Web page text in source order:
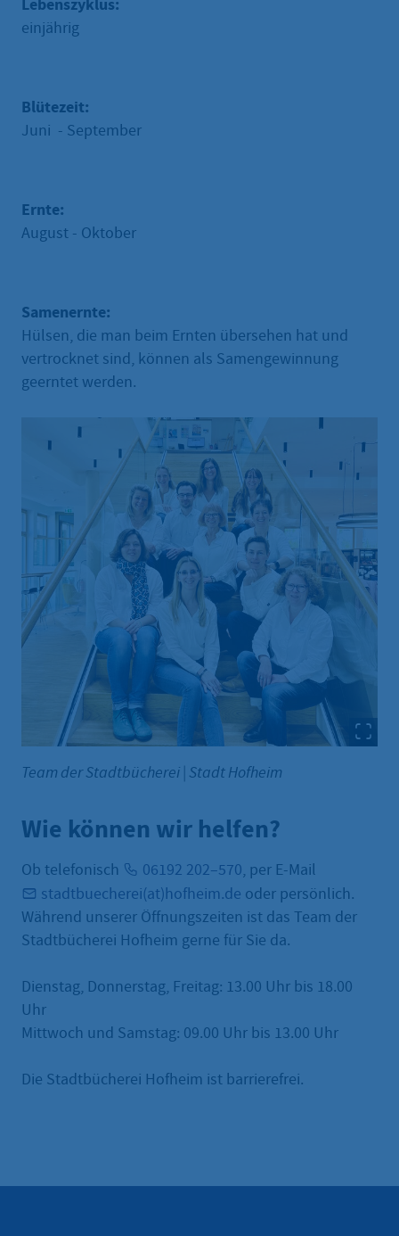
Lebenszyklus:
einjährig
Blütezeit:
Juni - September
Ernte:
August - Oktober
Samenernte:
Hülsen, die man beim Ernten übersehen hat und
vertrocknet sind, können als Samengewinnung
geerntet werden.
Team der Stadtbücherei | Stadt Hofheim
Wie können wir helfen?
Ob telefonisch 06192 202–570, per E-Mail
stadtbuecherei(at)hofheim.de oder persönlich.
Während unserer Öffnungszeiten ist das Team der
Stadtbücherei Hofheim gerne für Sie da.
Dienstag, Donnerstag, Freitag: 13.00 Uhr bis 18.00
Uhr
Mittwoch und Samstag: 09.00 Uhr bis 13.00 Uhr
Die Stadtbücherei Hofheim ist barrierefrei.